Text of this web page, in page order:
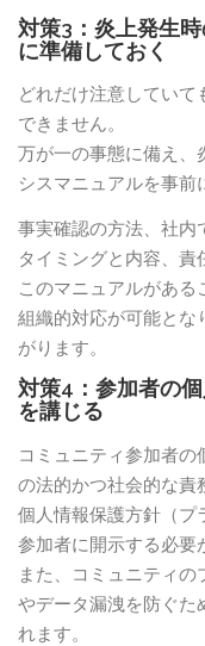
対策3：炎上発生
に準備しておく
どれだけ注意してい
できません。
万が一の事態に備え、
シスマニュアルを事前
事実確認の方法、社内
タイミングと内容、責
このマニュアルがあ
組織的対応が可能とな
がります。
対策4：参加者の
を講じる
コミュニティ参加者
の法的かつ社会的な責
個人情報保護方針（プ
参加者に開示する必要
また、コミュニティ
やデータ漏洩を防ぐた
れます。